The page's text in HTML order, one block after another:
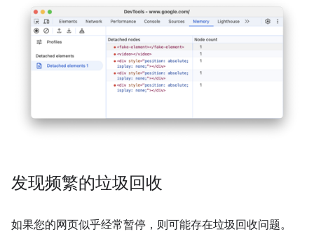
发现频繁的垃圾回收
如果您的网页似乎经常暂停，则可能存在垃圾回收问题。